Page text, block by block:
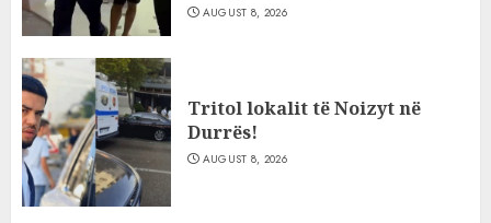
AUGUST 8, 2026
Tritol lokalit të Noizyt në
Durrës!
AUGUST 8, 2026